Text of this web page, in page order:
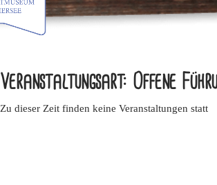
Veranstaltungsart: Offene
Zu dieser Zeit finden keine Veranstaltungen statt